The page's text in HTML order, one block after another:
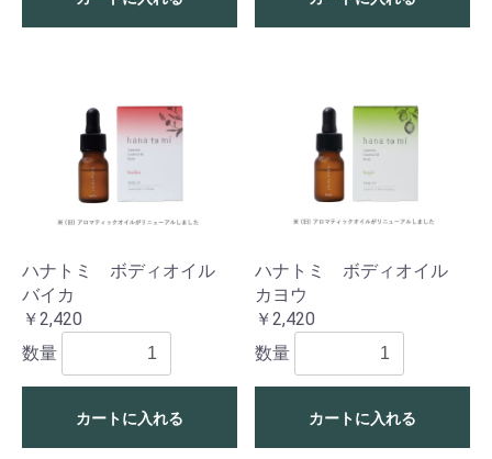
ハナトミ ボディオイル
バイカ
￥2,420
数量
カートに入れる
ハナトミ ボディオイル
カヨウ
￥2,420
数量
カートに入れる